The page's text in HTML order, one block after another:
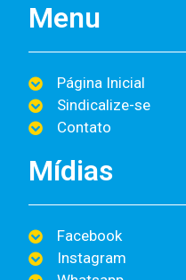
Menu
Página Inicial
Sindicalize-se
Contato
Mídias
Facebook
Instagram